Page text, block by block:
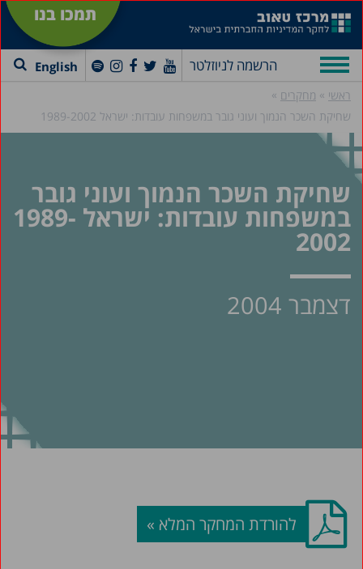
תמכו בנו
הרשמה לניוזלטר English
ראשי » מחקרים »
שחיקת השכר הנמוך ועוני גובר במשפחות עובדות: ישראל 1989-2002
שחיקת השכר הנמוך ועוני גובר
במשפחות עובדות: ישראל 1989-
2002
דצמבר 2004
להורדת המחקר המלא »